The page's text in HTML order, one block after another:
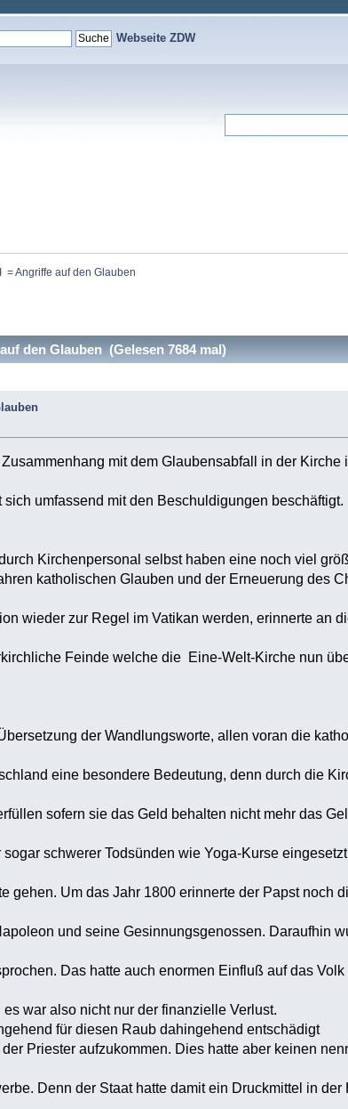
Webseite ZDW
= Angriffe auf den Glauben
den Glauben (Gelesen 7684 mal)
mit dem Glaubensabfall in der Kirche
umfassend mit den Beschuldigungen beschäftigt.
Kirchenpersonal selbst haben eine noch viel
katholischen Glauben und der Erneuerung des
wieder zur Regel im Vatikan werden, erinnerte an
Feinde welche die Eine-Welt-Kirche nun
der Wandlungsworte, allen voran die
eine besondere Bedeutung, denn durch die
sofern sie das Geld behalten nicht mehr das
schwerer Todsünden wie Yoga-Kurse
Um das Jahr 1800 erinnerte der Papst noch
und seine Gesinnungsgenossen. Daraufhin
Das hatte auch enormen Einfluß auf das Volk
war also nicht nur der finanzielle Verlust.
für diesen Raub dahingehend entschädigt
Priester aufzukommen. Dies hatte aber keinen
Denn der Staat hatte damit ein Druckmittel in der